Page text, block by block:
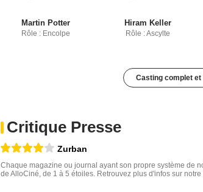
Martin Potter
Rôle : Encolpe
Hiram Keller
Rôle : Ascylte
Casting complet
Critique Presse
Zurban
Chaque magazine ou journal ayant son propre système de
de AlloCiné, de 1 à 5 étoiles. Retrouvez plus d'infos sur notre